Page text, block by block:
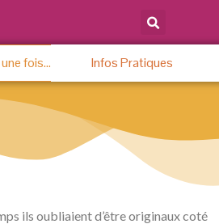
fois… Infos Pratiques
ils oubliaient d’être originaux coté